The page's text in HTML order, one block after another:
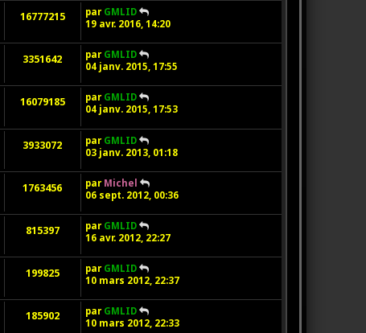
16777215 par GMLID
19 avr. 2016, 14:20
3351642 par GMLID
04 janv. 2015, 17:55
16079185 par GMLID
04 janv. 2015, 17:53
3933072 par GMLID
03 janv. 2013, 01:18
1763456 par Michel
06 sept. 2012, 00:36
815397 par GMLID
16 avr. 2012, 22:27
199825 par GMLID
10 mars 2012, 22:37
185902 par GMLID
10 mars 2012, 22:33